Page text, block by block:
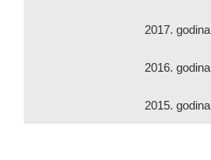
2017. godina
2016. godina
2015. godina